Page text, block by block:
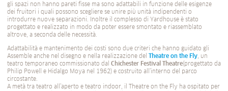
gli spazi non hanno pareti fisse ma sono adattabili in funzione delle esigenze
dei fruitori i quali possono scegliere se unire più unità indipendenti o
introdurre nuove separazioni. Inoltre il complesso di Yardhouse è stato
progettato e realizzato in modo da poter essere smontato e riassemblato
altrove, a seconda delle necessità.
Adattabilità e mantenimento dei costi sono due criteri che hanno guidato gli
Assemble anche nel disegno e nella realizzazione del
Theatre on the Fly, un
teatro temporaneo commissionato dal Chichester Festival Theatre(progettato da
Philip Powell e Hidalgo Moya nel 1962) e costruito all’interno del parco
circostante.
A metà tra teatro all’aperto e teatro indoor, il Theatre on the Fly ha ospitato per